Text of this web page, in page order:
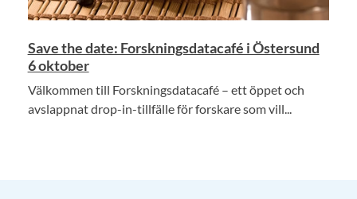
Save the date: Forskningsdatacafé i Östersund
6 oktober
Välkommen till Forskningsdatacafé – ett öppet och
avslappnat drop-in-tillfälle för forskare som vill...